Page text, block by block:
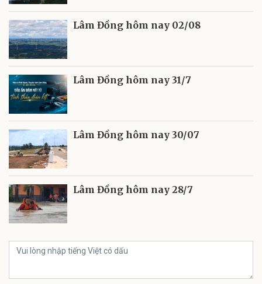
Lâm Đồng hôm nay 02/08
Lâm Đồng hôm nay 31/7
Lâm Đồng hôm nay 30/07
Lâm Đồng hôm nay 28/7